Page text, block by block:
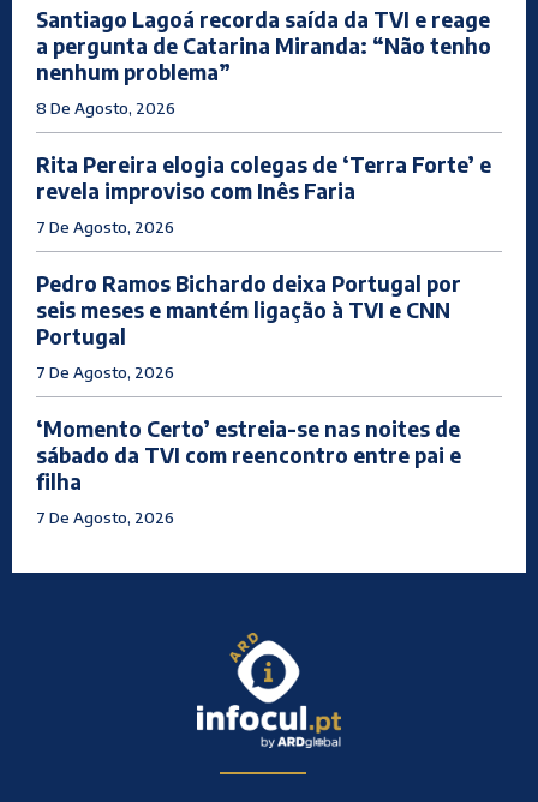
Santiago Lagoá recorda saída da TVI e reage
a pergunta de Catarina Miranda: “Não tenho
nenhum problema”
8 De Agosto, 2026
Rita Pereira elogia colegas de ‘Terra Forte’ e
revela improviso com Inês Faria
7 De Agosto, 2026
Pedro Ramos Bichardo deixa Portugal por
seis meses e mantém ligação à TVI e CNN
Portugal
7 De Agosto, 2026
‘Momento Certo’ estreia-se nas noites de
sábado da TVI com reencontro entre pai e
filha
7 De Agosto, 2026